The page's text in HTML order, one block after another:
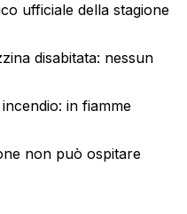
ufficiale della stagione
disabitata: nessun
in fiamme
non può ospitare